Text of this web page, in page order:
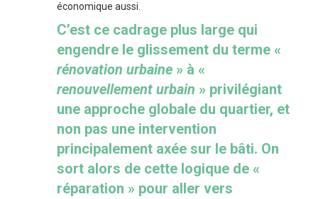
économique aussi.
C’est ce cadrage plus large qui
engendre le glissement du terme «
rénovation urbaine » à «
renouvellement urbain » privilégiant
une approche globale du quartier, et
non pas une intervention
principalement axée sur le bâti. On
sort alors de cette logique de «
réparation » pour aller vers